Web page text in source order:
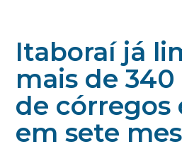
Itaboraí já
mais de
de córregos
em sete